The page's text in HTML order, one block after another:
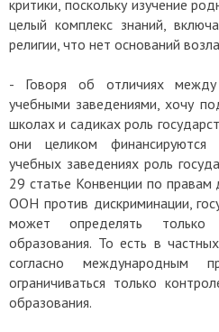
критики, поскольку изучение
целый комплекс знаний,
религии, что нет оснований
- Говоря об отличиях
учебными заведениями, хочу
школах и садиках роль
они целиком финансируются
учебных заведениях роль
29 статье Конвенции по правам
ООН против дискриминации,
может определять только
образования. То есть в
согласно международным
ограничиваться только
образования.